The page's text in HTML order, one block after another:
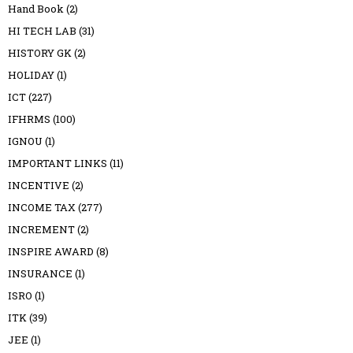
Hand Book(2)
HI TECH LAB (31)
HISTORY GK(2)
HOLIDAY(1)
ICT(227)
IFHRMS (100)
IGNOU (1)
IMPORTANT LINKS (11)
INCENTIVE (2)
INCOME TAX(277)
INCREMENT(2)
INSPIRE AWARD (8)
INSURANCE (1)
ISRO (1)
ITK(39)
JEE (1)